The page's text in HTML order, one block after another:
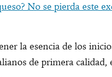
No se pierda este
la esencia de los
de primera calidad,